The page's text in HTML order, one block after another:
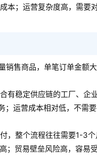
；运营复杂度高，需要
销售商品，单笔订单金额
有稳定供应链的工厂、企
运营成本相对低，不需
，整个流程往往需要1-3
贸易壁垒风险高，容易